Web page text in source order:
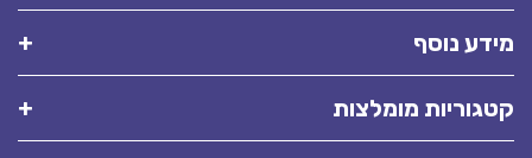
מידע נוסף
קטגוריות מומלצות